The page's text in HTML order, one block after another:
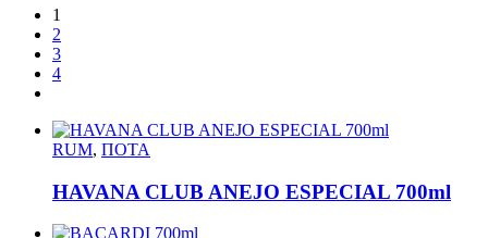
1
2
3
4
RUM, ΠΟΤΑ
HAVANA CLUB ANEJO ESPECIAL 700ml